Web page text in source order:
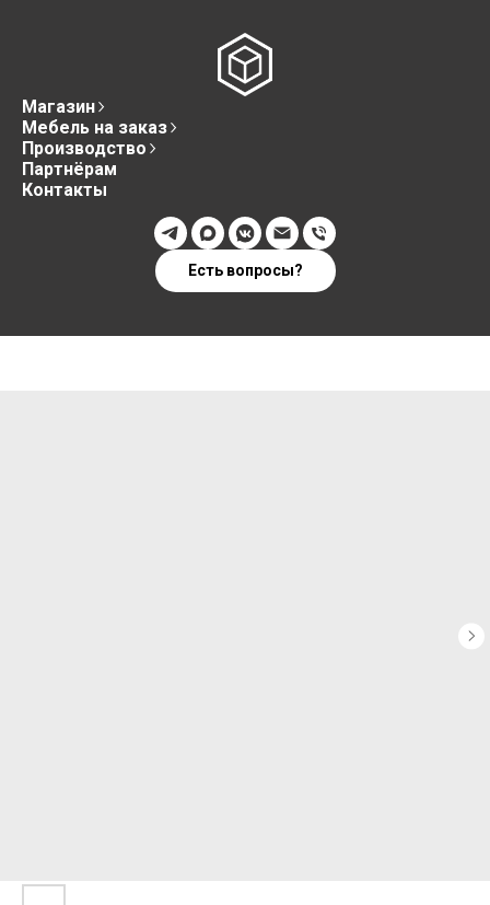
Магазин
Мебель на заказ
Производство
Партнёрам
Контакты
Есть вопросы?